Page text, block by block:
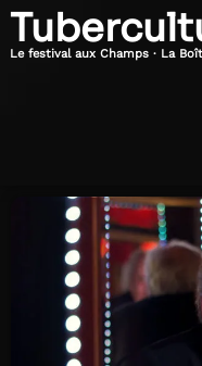
Le festival aux Champs · La
Dimanche
Juillet
2024
21h30
Maxime